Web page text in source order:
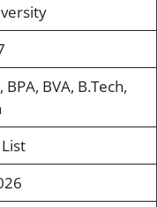
BPA, BVA, B.Tech,